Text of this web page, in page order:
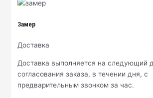
Замер
Доставка
Доставка выполняется на следующий
согласования заказа, в течении дня, с
предварительным звонком за час.